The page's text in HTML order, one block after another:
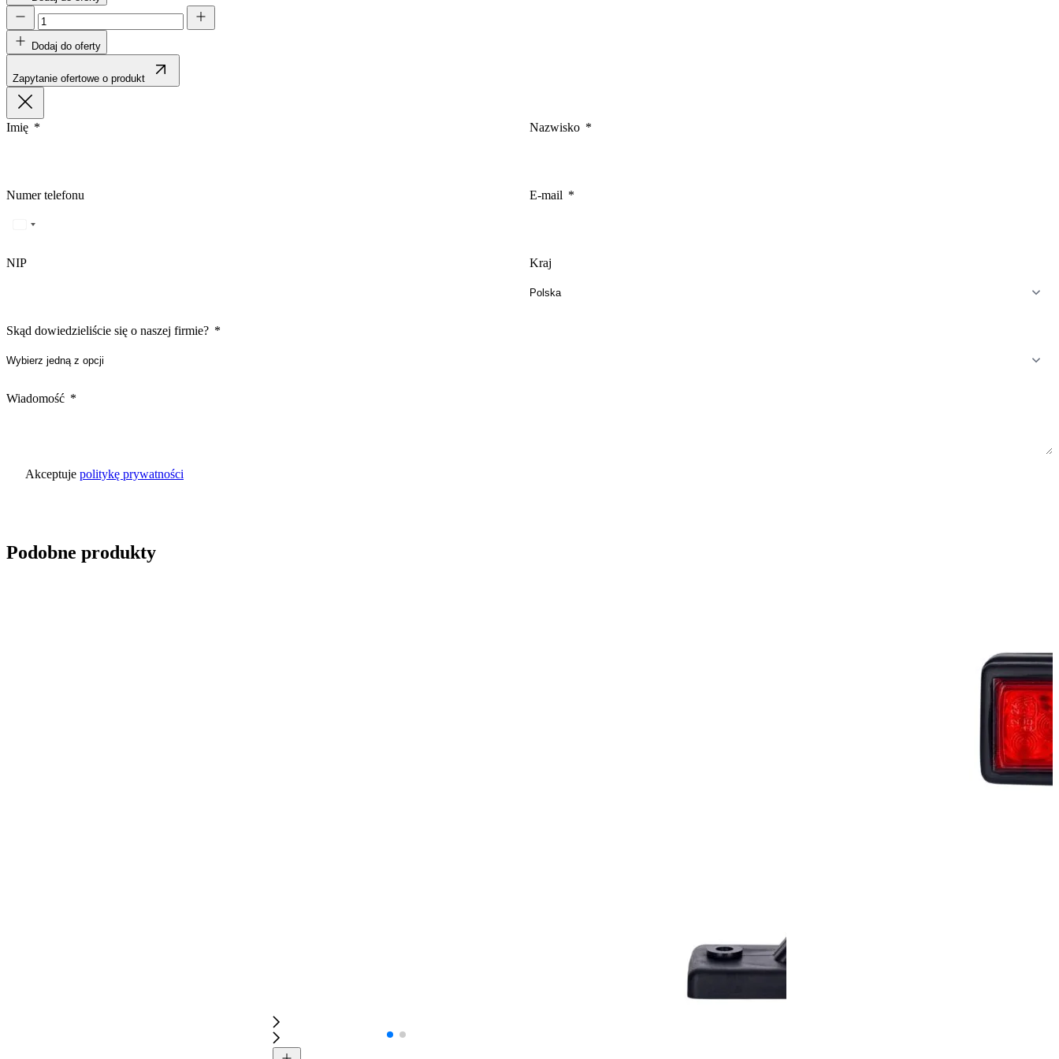
Dodaj do oferty
Zapytanie ofertowe o produkt
Imię Nazwisko
Numer telefonu E-mail
NIP Kraj
Skąd dowiedzieliście się o naszej firmie?
Wiadomość
Akceptuje politykę prywatności
Podobne produkty
Marketingowe pliki cookie stosowane są w celu śledzenia użytkowników na stronach internetowych. Celem jest wyświetlanie reklam, które są